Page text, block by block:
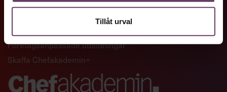
Tillåt urval
Företagsanpassade utbildningar
Skaffa Chefakademin+